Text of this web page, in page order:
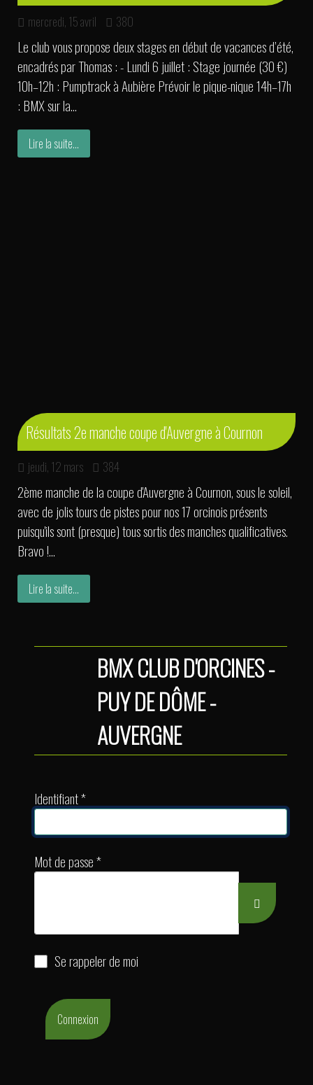
mercredi, 15 avril 380
Le club vous propose deux stages en début de vacances d’été,
encadrés par Thomas : - Lundi 6 juillet : Stage journée (30 €)
10h–12h : Pumptrack à Aubière Prévoir le pique-nique 14h–17h
: BMX sur la...
Lire la suite...
Résultats 2e manche coupe d'Auvergne à Cournon
jeudi, 12 mars 384
2ème manche de la coupe d'Auvergne à Cournon, sous le soleil,
avec de jolis tours de pistes pour nos 17 orcinois présents
puisqu'ils sont (presque) tous sortis des manches qualificatives.
Bravo !...
Lire la suite...
BMX CLUB D'ORCINES -
PUY DE DÔME -
AUVERGNE
Identifiant*
Mot de passe*
Afficher le
Se rappeler de moi
Connexion